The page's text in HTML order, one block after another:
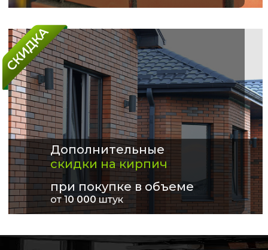
Дополнительные
скидки на кирпич
при покупке в объеме
от 10 000штук